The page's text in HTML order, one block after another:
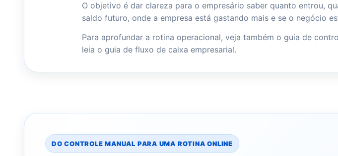
O objetivo é dar clareza para o empresário saber quanto entrou,
saldo futuro, onde a empresa está gastando mais e se o negócio
Para aprofundar a rotina operacional, veja também o guia de
leia o guia de fluxo de caixa empresarial.
DO CONTROLE MANUAL PARA UMA ROTINA ONLINE